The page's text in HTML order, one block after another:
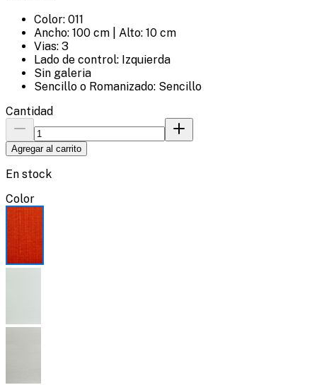
Color: 011
Ancho: 100 cm | Alto: 10 cm
Vias: 3
Lado de control: Izquierda
Sin galeria
Sencillo o Romanizado: Sencillo
Cantidad
Agregar al carrito
En stock
Color